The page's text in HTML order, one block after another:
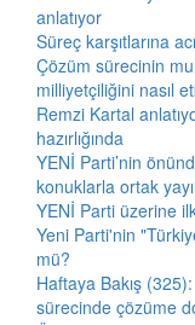
anlatıyor
Süreç karşıtlarına
Çözüm sürecinin
milliyetçiliğini nasıl
Remzi Kartal
hazırlığında
YENİ Parti’nin
konuklarla ortak
YENİ Parti üzerine
Yeni Parti'nin
mü?
Haftaya Bakış
sürecinde çözüme